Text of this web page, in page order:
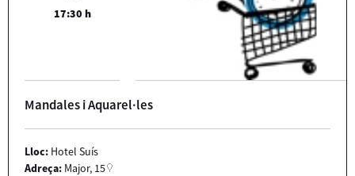
17:30 h
Mandales i Aquarel·les
Lloc: Hotel Suís
Adreça: Major, 15